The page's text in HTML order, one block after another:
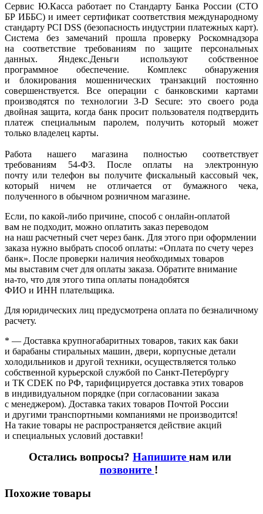
Сервис Ю.Касса работает по Стандарту Банка России (СТО
БР ИББС) и имеет сертификат соответствия международному
стандарту PCI DSS (безопасность индустрии платежных карт).
Система без замечаний прошла проверку Роскомнадзора
на соответствие требованиям по защите персональных
данных. Яндекс.Деньги используют собственное
программное обеспечение. Комплекс обнаружения
и блокирования мошеннических транзакций постоянно
совершенствуется. Все операции с банковскими картами
производятся по технологии 3-D Secure: это своего рода
двойная защита, когда банк просит пользователя подтвердить
платеж специальным паролем, получить который может
только владелец карты.
Работа нашего магазина полностью соответствует
требованиям 54-ФЗ. После оплаты на электронную
почту или телефон вы получите фискальный кассовый чек,
который ничем не отличается от бумажного чека,
полученного в обычном розничном магазине.
Если, по какой-либо причине, способ с онлайн-оплатой
вам не подходит, можно оплатить заказ переводом
на наш расчетный счет через банк. Для этого при оформлении
заказа нужно выбрать способ оплаты: «Оплата по счету через
банк». После проверки наличия необходимых товаров
мы выставим счет для оплаты заказа. Обратите внимание
на-то, что для этого типа оплаты понадобятся
ФИО и ИНН плательщика.
Для юридических лиц предусмотрена оплата по безналичному
расчету.
* — Доставка крупногабаритных товаров, таких как баки
и барабаны стиральных машин, двери, корпусные детали
холодильников и другой техники, осуществляется только
собственной курьерской службой по Санкт-Петербургу
и ТК CDEK по РФ, тарифицируется доставка этих товаров
в индивидуальном порядке (при согласовании заказа
с менеджером). Доставка таких товаров Почтой России
и другими транспортными компаниями не производится!
На такие товары не распространяется действие акций
и специальных условий доставки!
Остались вопросы? Напишите нам или
позвоните !
Похожие товары